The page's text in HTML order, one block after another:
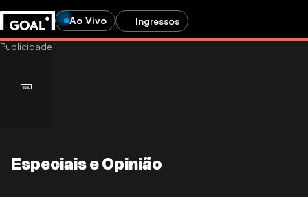
Ao Vivo Ingressos
Especiais e Opinião